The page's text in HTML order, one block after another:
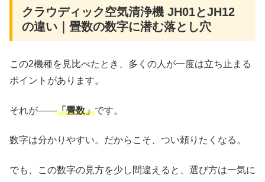
クラウディック空気清浄機 JH01とJH12
の違い｜畳数の数字に潜む落とし穴
この2機種を見比べたとき、多くの人が一度は立ち止まる
ポイントがあります。
それが――「畳数」です。
数字は分かりやすい。だからこそ、つい頼りたくなる。
でも、この数字の見方を少し間違えると、選び方は一気に